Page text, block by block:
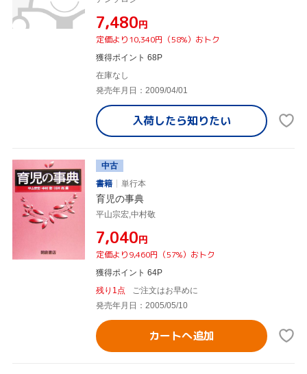
¥7,480円
定価より10,340円（58%）おトク
獲得ポイント 68P
在庫なし
発売年月日：2009/04/01
入荷したら知りたい
中古
書籍
単行本
育児の事典
平山宗宏,中村敬
¥7,040円
定価より9,460円（57%）おトク
獲得ポイント 64P
残り1点
ご注文はお早めに
発売年月日：2005/05/10
カートへ追加